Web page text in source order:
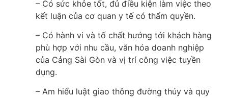
– Có sức khỏe tốt, đủ điều kiện làm việc theo
kết luận của cơ quan y tế có thẩm quyền.
– Có hành vi và tố chất hướng tới khách hàng
phù hợp với nhu cầu, văn hóa doanh nghiệp
của Cảng Sài Gòn và vị trí công việc tuyền
dụng.
– Am hiểu luật giao thông đường thủy và quy